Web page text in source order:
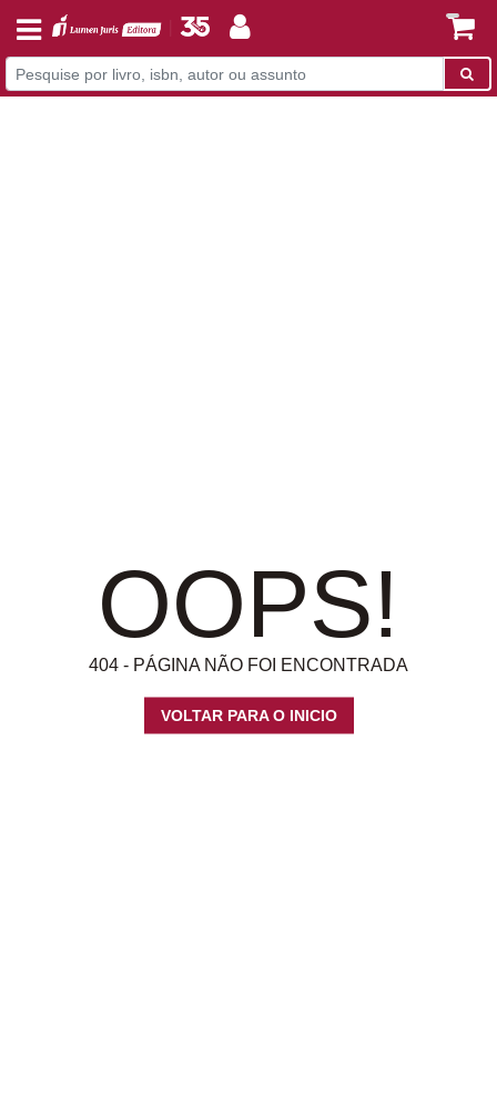
OOPS!
404 - PÁGINA NÃO FOI ENCONTRADA
VOLTAR PARA O INICIO